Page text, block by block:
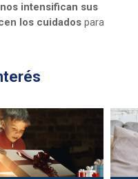
intensifican sus
los cuidados para